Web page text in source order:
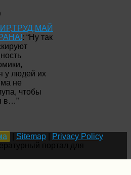
: “Ну так
у людей их
не
чтобы
в…”
Sitemap
Privacy Policy